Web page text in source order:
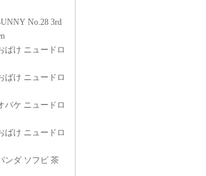
No.28 3rd
ばけ ニュードロ
ばけ ニュードロ
バケ ニュードロ
ばけ ニュードロ
ンダ ソフビ 茶